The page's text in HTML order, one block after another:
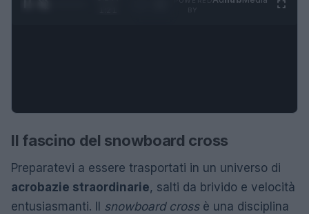
Il fascino del snowboard cross
Preparatevi a essere trasportati in un universo di
acrobazie straordinarie, salti da brivido e velocità
entusiasmanti. Il snowboard crossè una disciplina